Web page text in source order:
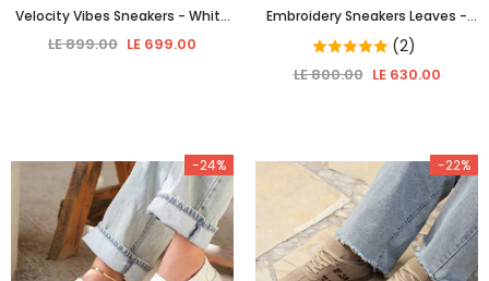
Velocity Vibes Sneakers - White
& Gray
LE 899.00 LE 699.00
Embroidery Sneakers Leaves -
Gold (2)
LE 800.00 LE 630.00
-24% -22%